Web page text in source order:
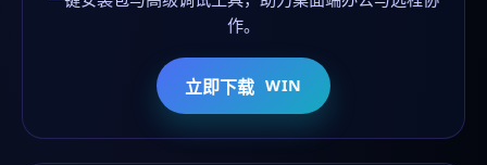
作。
立即下载 WIN